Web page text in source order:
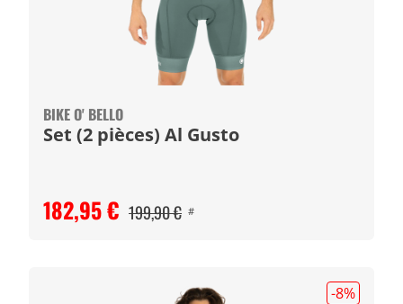
BIKE O' BELLO
Set (2 pièces) Al Gusto
182,95 € 199,90 € #
-8%